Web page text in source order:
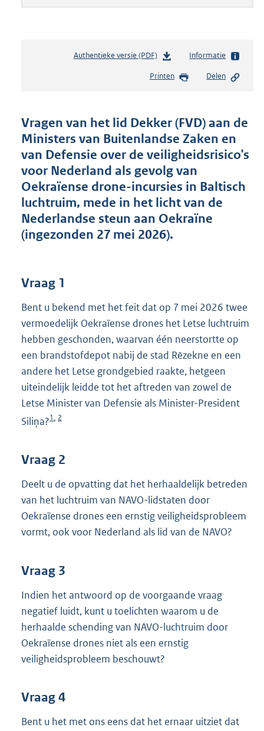
Authentieke versie (PDF)b
s
d
s
g
r
o
t
e
:
Informatie
Printen Delen
Vragen van het lid Dekker (FVD) aan de
Ministers van Buitenlandse Zaken en
van Defensie over de veiligheidsrisico's
voor Nederland als gevolg van
Oekraïense drone-incursies in Baltisch
luchtruim, mede in het licht van de
Nederlandse steun aan Oekraïne
(ingezonden 27 mei 2026).
Vraag 1
Bent u bekend met het feit dat op 7 mei 2026 twee
vermoedelijk Oekraïense drones het Letse luchtruim
hebben geschonden, waarvan één neerstortte op
een brandstofdepot nabij de stad Rēzekne en een
andere het Letse grondgebied raakte, hetgeen
uiteindelijk leidde tot het aftreden van zowel de
Letse Minister van Defensie als Minister-President
Siliņa?1, 2
Vraag 2
Deelt u de opvatting dat het herhaaldelijk betreden
van het luchtruim van NAVO-lidstaten door
Oekraïense drones een ernstig veiligheidsprobleem
vormt, ook voor Nederland als lid van de NAVO?
Vraag 3
Indien het antwoord op de voorgaande vraag
negatief luidt, kunt u toelichten waarom u de
herhaalde schending van NAVO-luchtruim door
Oekraïense drones niet als een ernstig
veiligheidsprobleem beschouwt?
Vraag 4
Bent u het met ons eens dat het ernaar uitziet dat